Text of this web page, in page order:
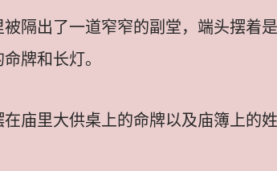
被隔出了一道窄窄的副堂，端头摆着
牌和长灯。
在庙里大供桌上的命牌以及庙簿上的姓